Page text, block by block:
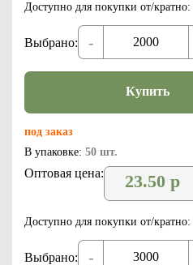
Доступно для покупки от/кратно:
Выбрано: -
Купить
под заказ
В упаковке: 50 шт.
Оптовая цена: 23.50 р
Доступно для покупки от/кратно:
Выбрано: -